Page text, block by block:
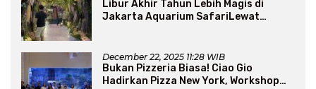
Libur Akhir Tahun Lebih Magis di
Jakarta Aquarium SafariLewat
December 22, 2025 11:28 WIB
Bukan Pizzeria Biasa! Ciao Gio
Hadirkan Pizza New York, Workshop